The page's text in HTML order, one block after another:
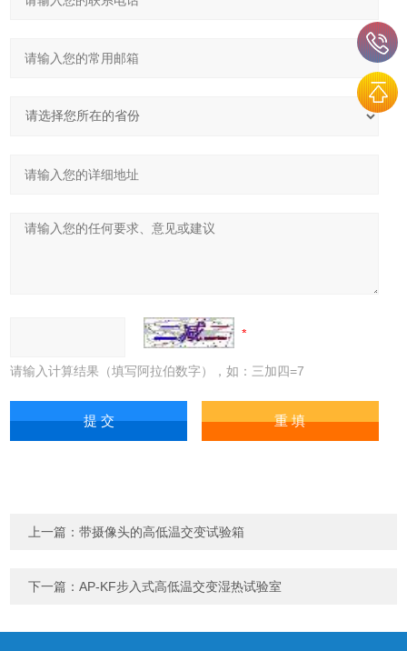
请输入计算结果（填写阿拉伯数字），如：三加四=7
上一篇：带摄像头的高低温交变试验箱
下一篇：AP-KF步入式高低温交变湿热试验室